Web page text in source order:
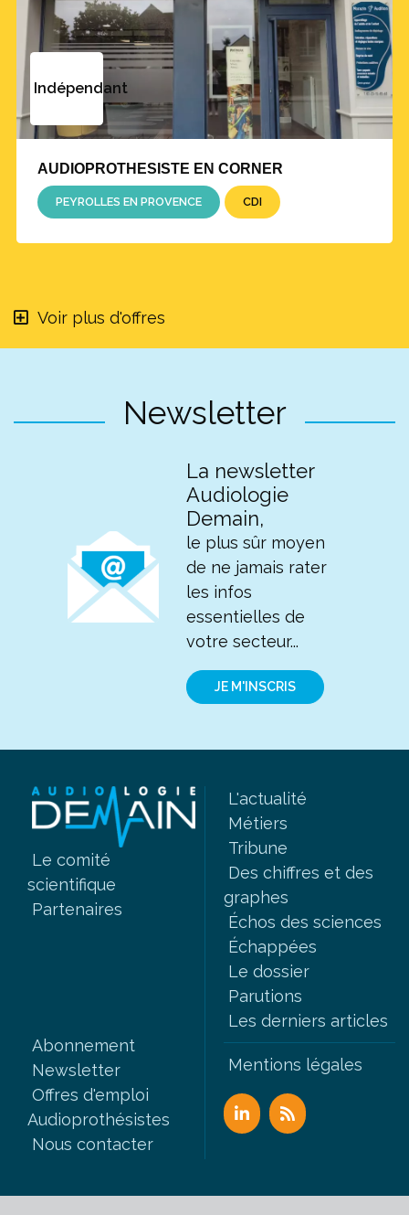
Indépendant
AUDIOPROTHESISTE EN CORNER
PEYROLLES EN PROVENCE CDI
Voir plus d'offres
Newsletter
La newsletter
Audiologie
Demain,
le plus sûr moyen
de ne jamais rater
les infos
essentielles de
votre secteur...
JE M'INSCRIS
Le comité
scientifique
Partenaires
L'actualité
Métiers
Tribune
Des chiffres et des
graphes
Échos des sciences
Échappées
Le dossier
Parutions
Les derniers articles
Abonnement
Newsletter
Offres d'emploi
Audioprothésistes
Nous contacter
Mentions légales